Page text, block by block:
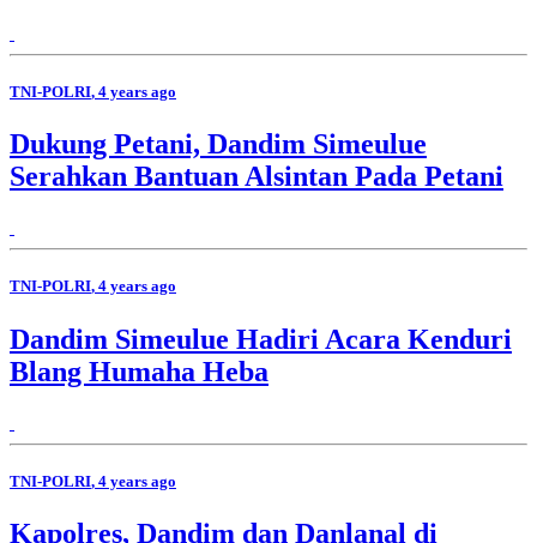
TNI-POLRI, 4 years ago
Dukung Petani, Dandim Simeulue
Serahkan Bantuan Alsintan Pada Petani
TNI-POLRI, 4 years ago
Dandim Simeulue Hadiri Acara Kenduri
Blang Humaha Heba
TNI-POLRI, 4 years ago
Kapolres, Dandim dan Danlanal di